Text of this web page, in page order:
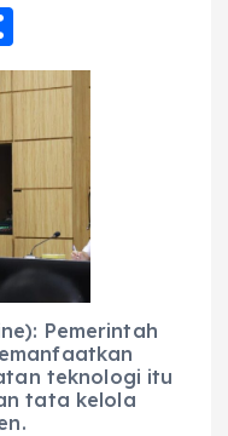
h
a
re
Pemerintah
teknologi itu
tata kelola